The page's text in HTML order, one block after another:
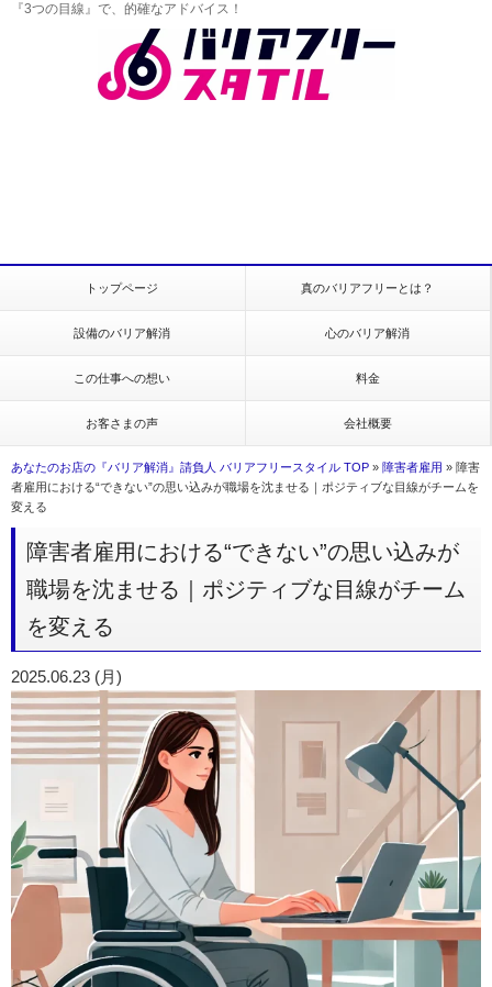
『3つの目線』で、的確なアドバイス！
トップページ 真のバリアフリーとは？
設備のバリア解消 心のバリア解消
この仕事への想い 料金
お客さまの声 会社概要
あなたのお店の『バリア解消』請負人 バリアフリースタイル TOP » 障害者雇用 » 障害
者雇用における“できない”の思い込みが職場を沈ませる｜ポジティブな目線がチームを
変える
障害者雇用における“できない”の思い込みが
職場を沈ませる｜ポジティブな目線がチーム
を変える
2025.06.23 (月)